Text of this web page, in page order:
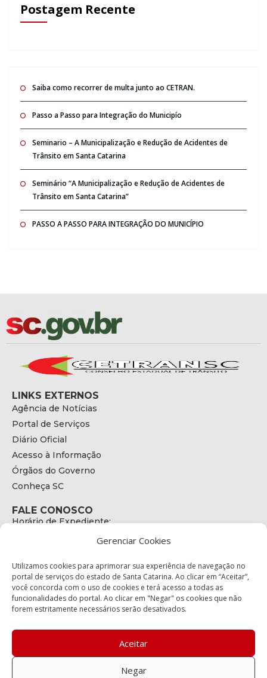
Gerenciar Cookies
Utilizamos cookies para aprimorar sua experiência de navegação no
portal de serviços do estado de Santa Catarina. Ao clicar em “Aceitar”,
você concorda com o uso de cookies e terá acesso a todas as
funcionalidades do portal. Ao clicar em "Negar" os cookies que não
forem estritamente necessários serão desativados.
Aceitar
Negar
Postagem Recente
Saiba como recorrer de multa junto ao CETRAN.
Passo a Passo para Integração do Municipío
Seminario – A Municipalização e Redução de Acidentes de
Trânsito em Santa Catarina
Seminário “A Municipalização e Redução de Acidentes de
Trânsito em Santa Catarina”
PASSO A PASSO PARA INTEGRAÇÃO DO MUNICÍPIO
LINKS EXTERNOS
Agência de Notícias
Portal de Serviços
Diário Oficial
Acesso à Informação
Órgãos do Governo
Conheça SC
FALE CONOSCO
Horário de Expediente:
E-mail:
secretariaexecutiva@cetran.sc.gov.br
ENDEREÇO
Endereço:
Bairro:
Coqueiros, Florianópolis SC
88.080-160